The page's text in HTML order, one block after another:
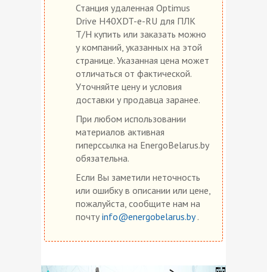
Станция удаленная Optimus
Drive H40XDT-e-RU для ПЛК
T/H купить или заказать можно
у компаний, указанных на этой
странице. Указанная цена может
отличаться от фактической.
Уточняйте цену и условия
доставки у продавца заранее.
При любом использовании
материалов активная
гиперссылка на EnergoBelarus.by
обязательна.
Если Вы заметили неточность
или ошибку в описании или цене,
пожалуйста, сообщите нам на
почту info@energobelarus.by.